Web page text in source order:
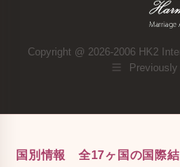
Copyright @ 2026-2006 HK2
国別情報 全17ヶ国の国際